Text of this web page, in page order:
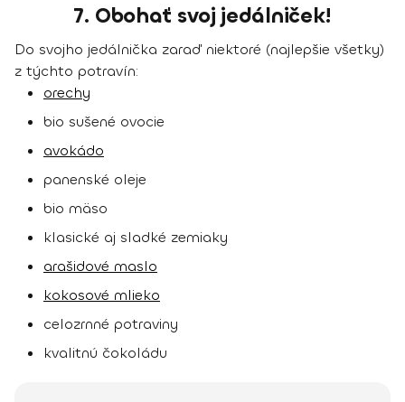
7. Obohať svoj jedálniček!
Do svojho jedálnička zaraď niektoré (najlepšie všetky)
z týchto potravín:
orechy
bio sušené ovocie
avokádo
panenské oleje
bio mäso
klasické aj sladké zemiaky
arašidové maslo
kokosové mlieko
celozrnné potraviny
kvalitnú čokoládu